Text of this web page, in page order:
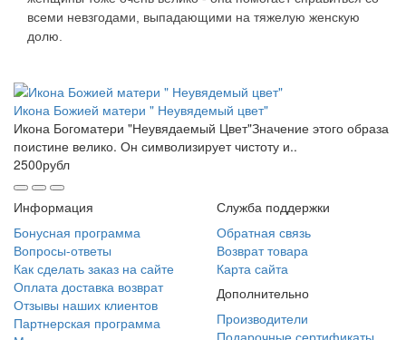
всеми невзгодами, выпадающими на тяжелую женскую
долю.
Икона Божией матери " Неувядемый цвет"
Икона Богоматери "Неувядаемый Цвет"Значение этого образа
поистине велико. Он символизирует чистоту и..
2500рубл
Информация
Бонусная программа
Вопросы-ответы
Как сделать заказ на сайте
Оплата доставка возврат
Отзывы наших клиентов
Партнерская программа
Служба поддержки
Обратная связь
Возврат товара
Карта сайта
Дополнительно
Производители